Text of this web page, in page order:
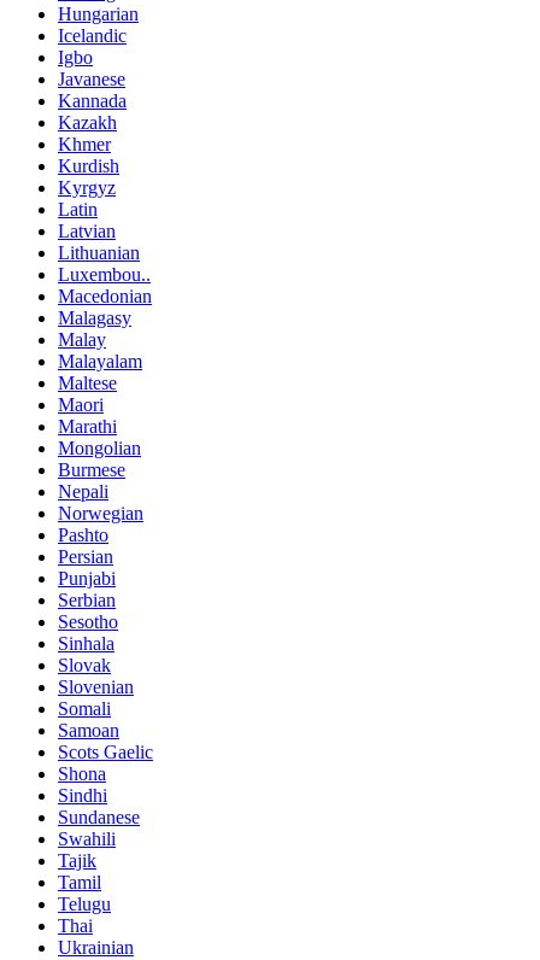
Hungarian
Icelandic
Igbo
Javanese
Kannada
Kazakh
Khmer
Kurdish
Kyrgyz
Latin
Latvian
Lithuanian
Luxembou..
Macedonian
Malagasy
Malay
Malayalam
Maltese
Maori
Marathi
Mongolian
Burmese
Nepali
Norwegian
Pashto
Persian
Punjabi
Serbian
Sesotho
Sinhala
Slovak
Slovenian
Somali
Samoan
Scots Gaelic
Shona
Sindhi
Sundanese
Swahili
Tajik
Tamil
Telugu
Thai
Ukrainian